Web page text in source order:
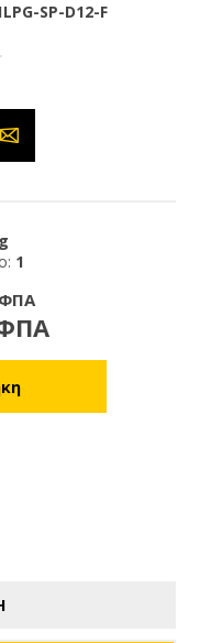
SP-D12-F
1